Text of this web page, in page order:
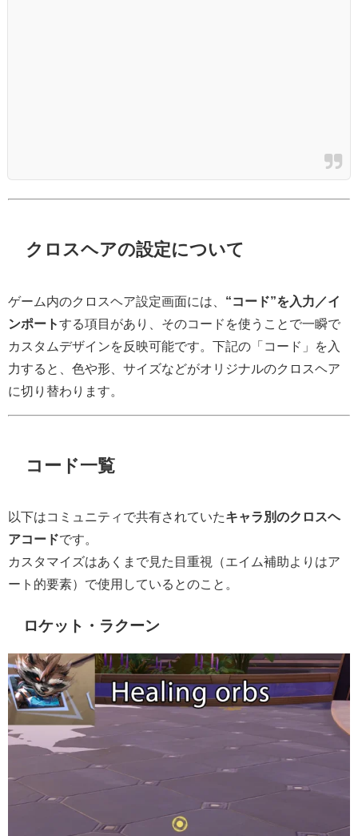
クロスヘアの設定について
ゲーム内のクロスヘア設定画面には、 “コード”を入力／イ
ンポートする項目があり、そのコードを使うことで一瞬で
カスタムデザインを反映可能です。下記の 「コード」
を入
力すると、色や形、サイズなどがオリジナルのクロスヘア
に切り替わります。
コード一覧
以下はコミュニティで共有されていたキャラ別のクロスヘ
アコードです。
カスタマイズはあくまで見た目重視（エイム補助よりはア
ート的要素）で使用しているとのこと。
ロケット・ラクーン